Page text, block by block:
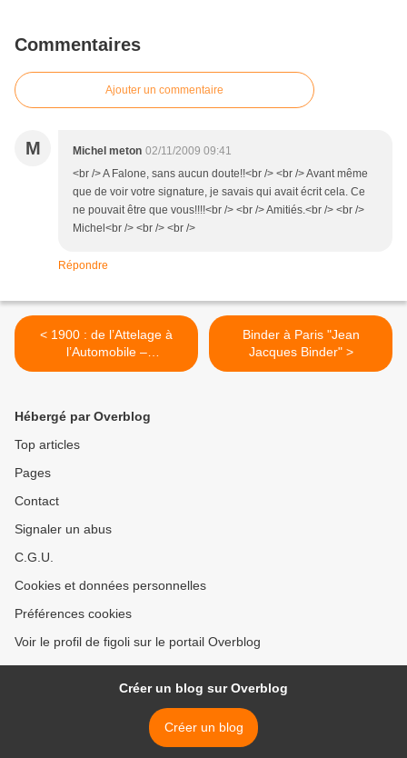
Commentaires
Ajouter un commentaire
M Michel meton 02/11/2009 09:41
<br /> A Falone, sans aucun doute!!<br /> <br /> Avant même
que de voir votre signature, je savais qui avait écrit cela. Ce
ne pouvait être que vous!!!!<br /> <br /> Amitiés.<br /> <br />
Michel<br /> <br /> <br />
Répondre
< 1900 : de l’Attelage à
l’Automobile –
COMPIEGNE, 3 et 4
Binder à Paris "Jean
Jacques Binder" >
Hébergé par Overblog
Top articles
Pages
Contact
Signaler un abus
C.G.U.
Cookies et données personnelles
Préférences cookies
Voir le profil de figoli sur le portail Overblog
Créer un blog sur Overblog
Créer un blog